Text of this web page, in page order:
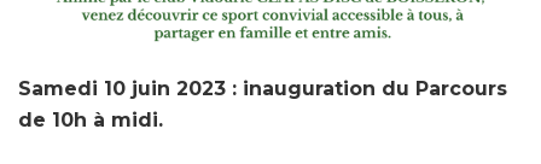
Samedi 10 juin 2023 : inauguration du Parcours
de 10h à midi.